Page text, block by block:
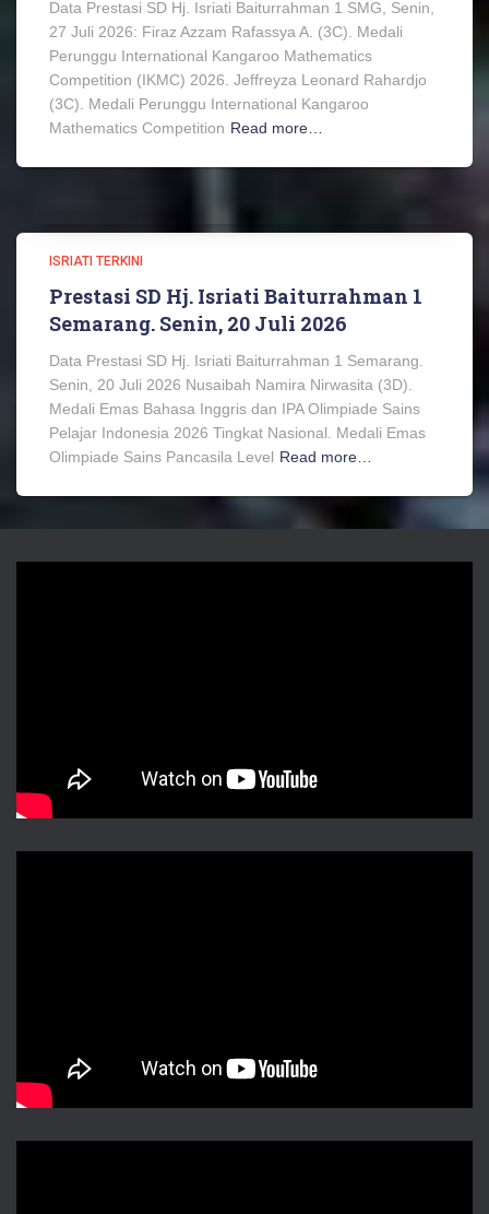
Data Prestasi SD Hj. Isriati Baiturrahman 1 SMG, Senin,
27 Juli 2026: Firaz Azzam Rafassya A. (3C). Medali
Perunggu International Kangaroo Mathematics
Competition (IKMC) 2026. Jeffreyza Leonard Rahardjo
(3C). Medali Perunggu International Kangaroo
Mathematics Competition Read more…
ISRIATI TERKINI
Prestasi SD Hj. Isriati Baiturrahman 1
Semarang. Senin, 20 Juli 2026
Data Prestasi SD Hj. Isriati Baiturrahman 1 Semarang.
Senin, 20 Juli 2026 Nusaibah Namira Nirwasita (3D).
Medali Emas Bahasa Inggris dan IPA Olimpiade Sains
Pelajar Indonesia 2026 Tingkat Nasional. Medali Emas
Olimpiade Sains Pancasila Level Read more…